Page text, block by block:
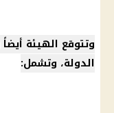
وتتوقع الهيئة أيضاً
الدولة، وتشمل: